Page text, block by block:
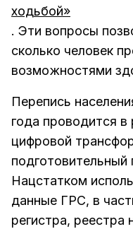
ходьбой»
. Эти вопросы
сколько человек
возможностями
Перепись
года проводится
цифровой
подготовительный
Нацстатком
данные ГРС, в
регистра,